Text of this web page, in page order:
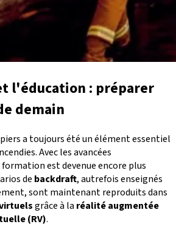
l'éducation : préparer
demain
a toujours été un élément essentiel
Avec les avancées
est devenue encore plus
de backdraft, autrefois enseignés
sont maintenant reproduits dans
grâce à la réalité augmentée
(RV).